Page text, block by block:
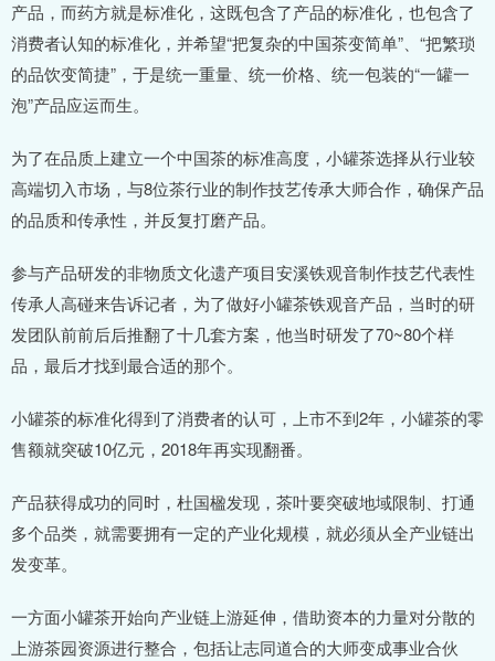
产品，而药方就是标准化，这既包含了产品的标准化，也包含了
消费者认知的标准化，并希望“把复杂的中国茶变简单”、“把繁琐
的品饮变简捷”，于是统一重量、统一价格、统一包装的“一罐一
泡”产品应运而生。
为了在品质上建立一个中国茶的标准高度，小罐茶选择从行业较
高端切入市场，与8位茶行业的制作技艺传承大师合作，确保产品
的品质和传承性，并反复打磨产品。
参与产品研发的非物质文化遗产项目安溪铁观音制作技艺代表性
传承人高碰来告诉记者，为了做好小罐茶铁观音产品，当时的研
发团队前前后后推翻了十几套方案，他当时研发了70~80个样
品，最后才找到最合适的那个。
小罐茶的标准化得到了消费者的认可，上市不到2年，小罐茶的零
售额就突破10亿元，2018年再实现翻番。
产品获得成功的同时，杜国楹发现，茶叶要突破地域限制、打通
多个品类，就需要拥有一定的产业化规模，就必须从全产业链出
发变革。
一方面小罐茶开始向产业链上游延伸，借助资本的力量对分散的
上游茶园资源进行整合，包括让志同道合的大师变成事业合伙